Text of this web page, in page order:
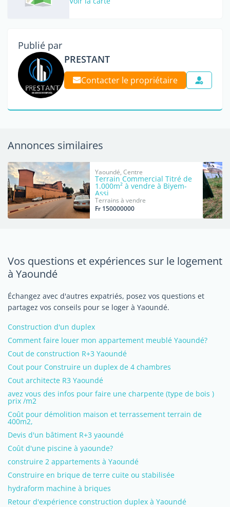
Publié par
PRESTANT
Contacter le propriétaire
Annonces similaires
Yaoundé, Centre
Terrain Commercial Titré de
1.000m² à vendre à Biyem-
Assi
Terrains à vendre
Fr 150000000
Vos questions et expériences sur le logement
à Yaoundé
Échangez avec d'autres expatriés, posez vos questions et
partagez vos conseils pour se loger à Yaoundé.
Construction d'un duplex
Comment faire louer mon appartement meublé Yaoundé?
Cout de construction R+3 Yaoundé
Cout pour Construire un duplex de 4 chambres
Cout architecte R3 Yaoundé
avez vous des infos pour faire une charpente (type de bois )
prix /m2
Coût pour démolition maison et terrassement terrain de
400m2,
Devis d'un bâtiment R+3 yaoundé
Coût d'une piscine à yaounde?
construire 2 appartements à Yaoundé
Construire en brique de terre cuite ou stabilisée
hydraform machine à briques
Retour d'expérience construction duplex à Yaoundé